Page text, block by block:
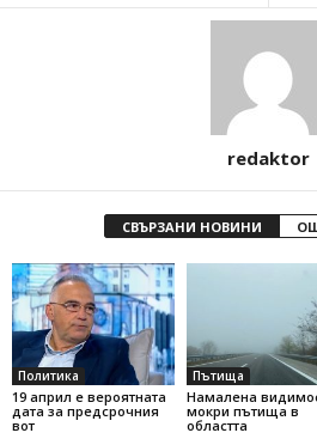
redaktor
СВЪРЗАНИ НОВИНИ
Политика
19 април е вероятната
дата за предсрочния
вот
Пътища
Намалена
мокри пътища в
областта